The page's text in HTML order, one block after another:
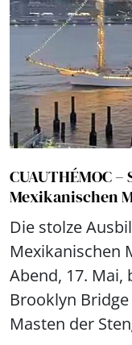
CUAUTHÉMOC
Mexikanischen
Die stolze
Mexikanischen
Abend, 17.
Brooklyn
Masten der